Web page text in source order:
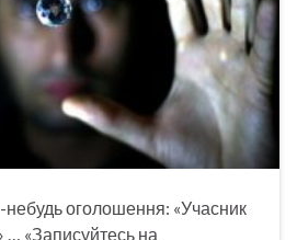
оголошення: «Учасник
… «Записуйтесь на